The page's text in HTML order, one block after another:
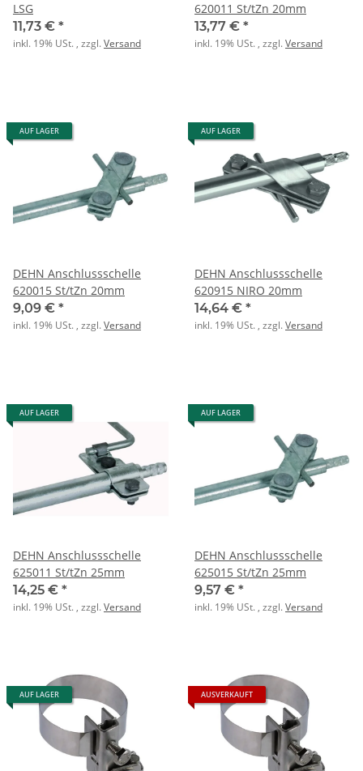
LSG
11,73 € *
inkl. 19% USt. , zzgl.Versand
620011 St/tZn 20mm
13,77 € *
inkl. 19% USt. , zzgl.Versand
AUF LAGER
DEHN Anschlussschelle
620015 St/tZn 20mm
9,09 € *
inkl. 19% USt. , zzgl.Versand
AUF LAGER
DEHN Anschlussschelle
620915 NIRO 20mm
14,64 € *
inkl. 19% USt. , zzgl.Versand
AUF LAGER
DEHN Anschlussschelle
625011 St/tZn 25mm
14,25 € *
inkl. 19% USt. , zzgl.Versand
AUF LAGER
DEHN Anschlussschelle
625015 St/tZn 25mm
9,57 € *
inkl. 19% USt. , zzgl.Versand
AUF LAGER AUSVERKAUFT